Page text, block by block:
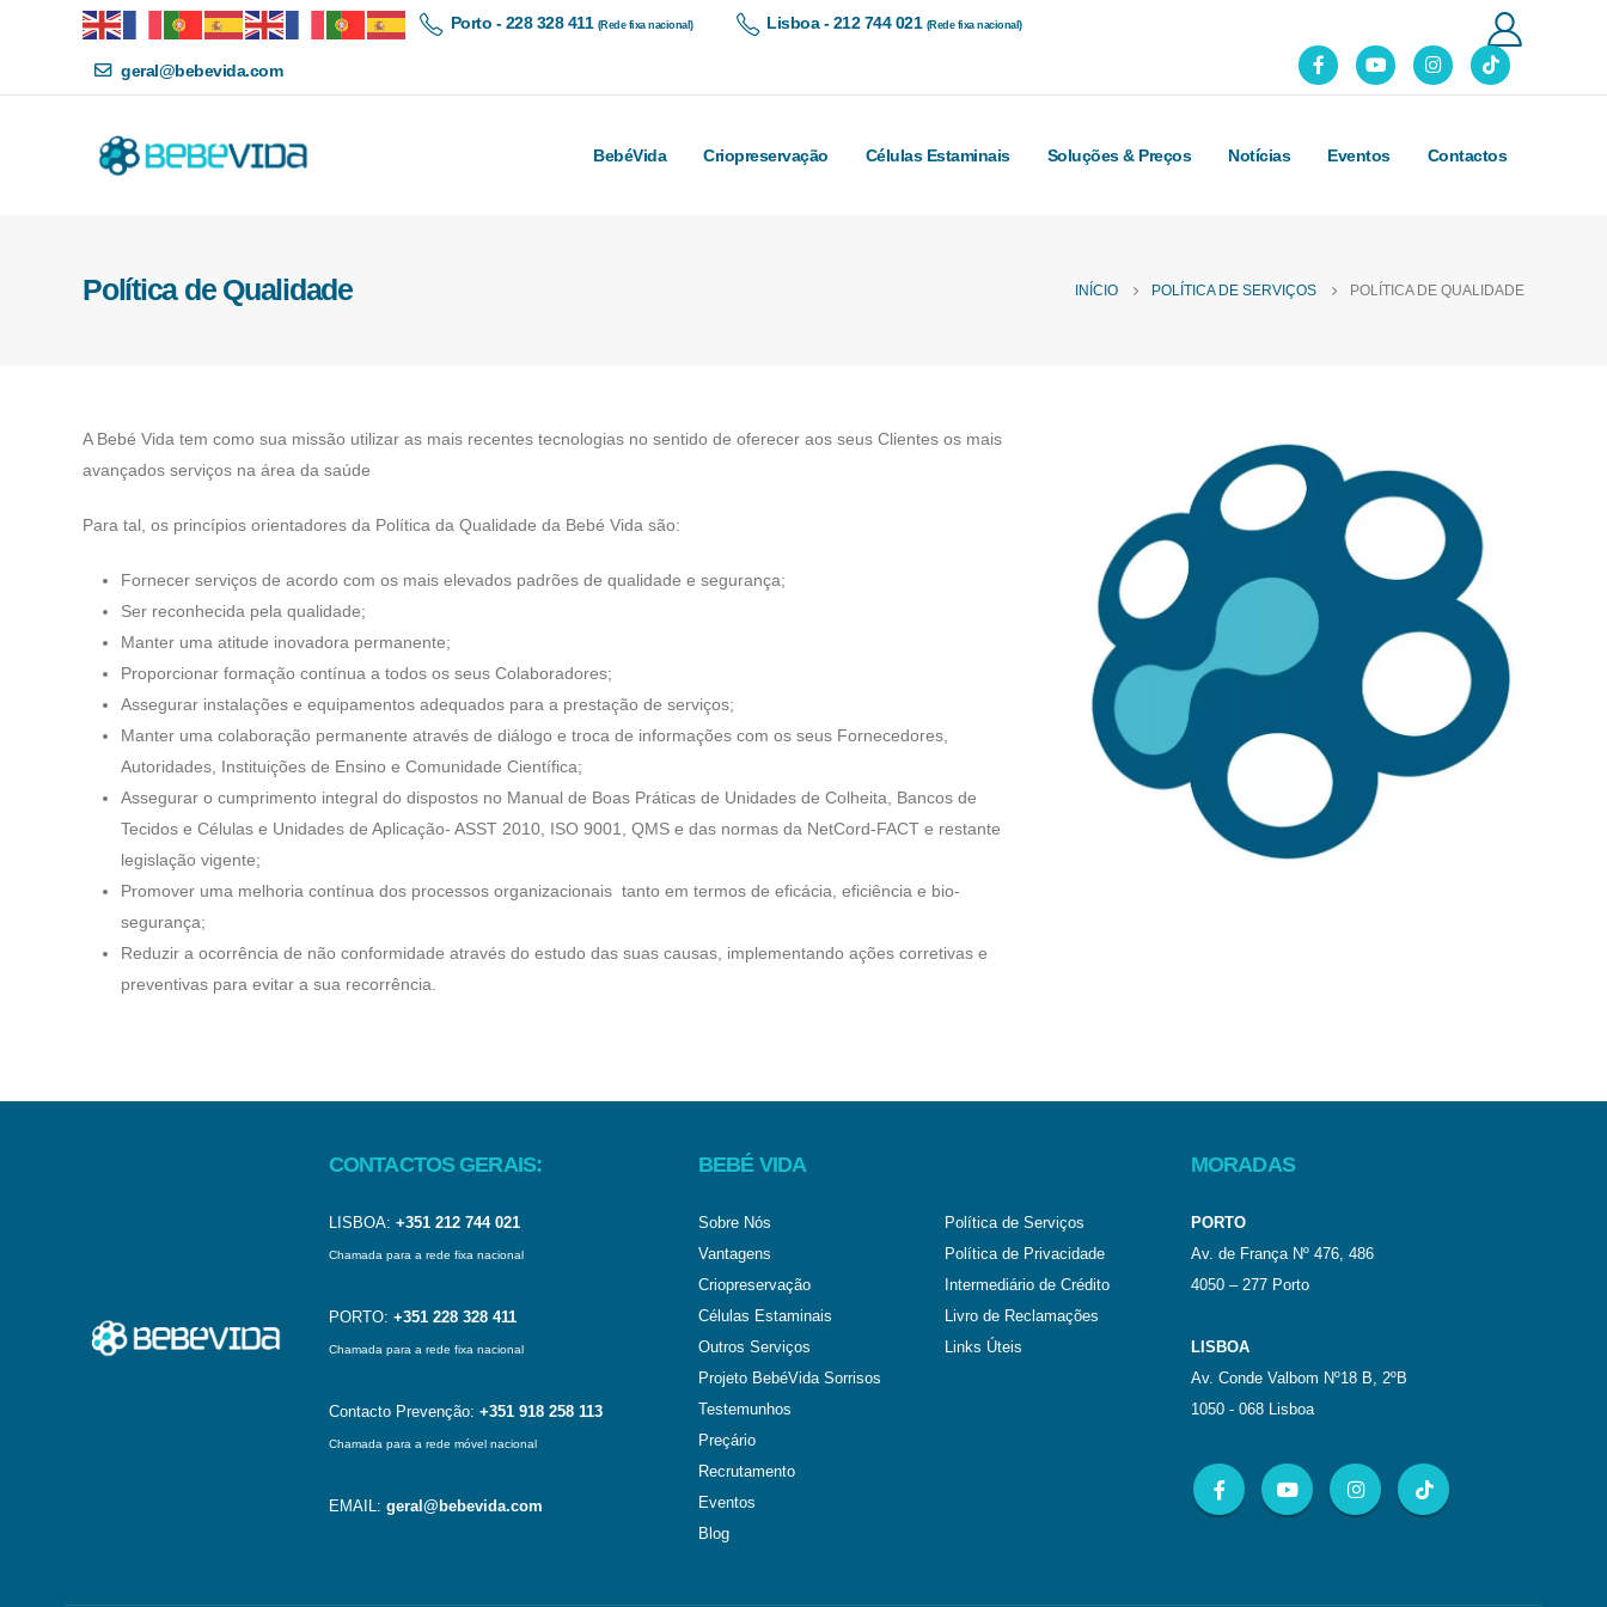
Porto - 228 328 411 (Rede fixa nacional) Lisboa - 212 744 021 (Rede fixa nacional)
geral@bebevida.com
BebéVida Criopreservação Células Estaminais Soluções & Preços Notícias Eventos Contactos
Política de Qualidade INÍCIO POLÍTICA DE SERVIÇOS POLÍTICA DE QUALIDADE
A Bebé Vida tem como sua missão utilizar as mais recentes tecnologias no sentido de oferecer aos seus Clientes os mais
avançados serviços na área da saúde
Para tal, os princípios orientadores da Política da Qualidade da Bebé Vida são:
Fornecer serviços de acordo com os mais elevados padrões de qualidade e segurança;
Ser reconhecida pela qualidade;
Manter uma atitude inovadora permanente;
Proporcionar formação contínua a todos os seus Colaboradores;
Assegurar instalações e equipamentos adequados para a prestação de serviços;
Manter uma colaboração permanente através de diálogo e troca de informações com os seus Fornecedores,
Autoridades, Instituições de Ensino e Comunidade Científica;
Assegurar o cumprimento integral do dispostos no Manual de Boas Práticas de Unidades de Colheita, Bancos de
Tecidos e Células e Unidades de Aplicação- ASST 2010, ISO 9001, QMS e das normas da NetCord-FACT e restante
legislação vigente;
Promover uma melhoria contínua dos processos organizacionais tanto em termos de eficácia, eficiência e bio-
segurança;
Reduzir a ocorrência de não conformidade através do estudo das suas causas, implementando ações corretivas e
preventivas para evitar a sua recorrência.
CONTACTOS GERAIS:
LISBOA: +351 212 744 021
Chamada para a rede fixa nacional
PORTO: +351 228 328 411
Chamada para a rede fixa nacional
Contacto Prevenção: +351 918 258 113
Chamada para a rede móvel nacional
EMAIL: geral@bebevida.com
BEBÉ VIDA
Sobre Nós
Vantagens
Criopreservação
Células Estaminais
Outros Serviços
Projeto BebéVida Sorrisos
Testemunhos
Preçário
Recrutamento
Eventos
Blog
Política de Serviços
Política de Privacidade
Intermediário de Crédito
Livro de Reclamações
Links Úteis
MORADAS
PORTO
Av. de França Nº 476, 486
4050 – 277 Porto
LISBOA
Av. Conde Valbom Nº18 B, 2ºB
1050 - 068 Lisboa